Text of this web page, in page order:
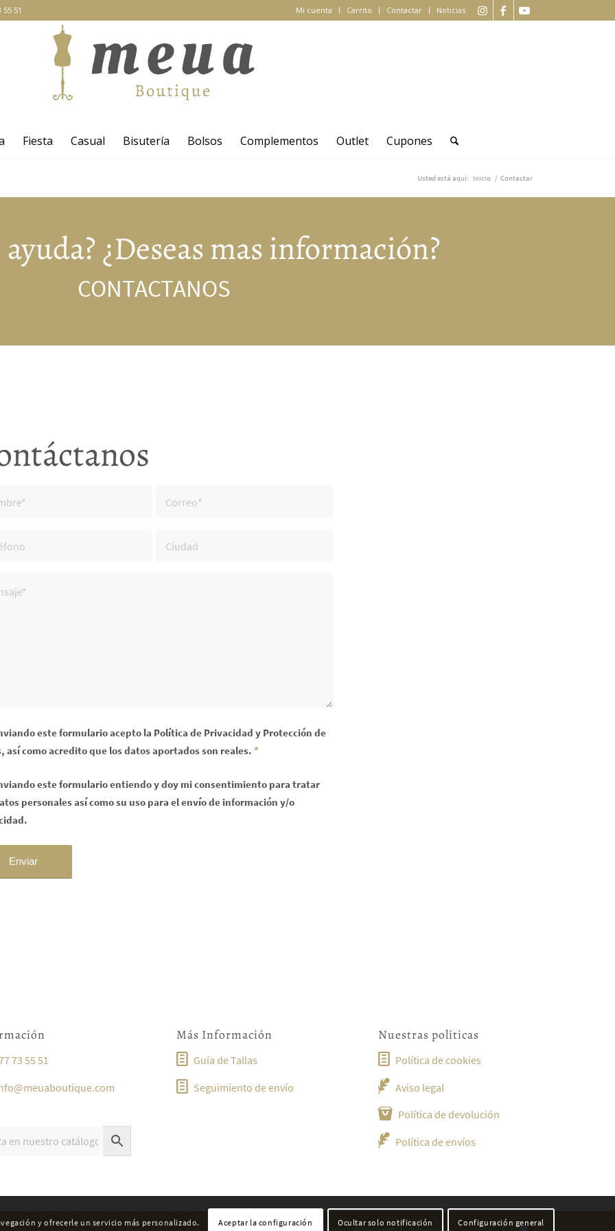
Mi cuenta Carrito Contactar Noticias
55 51
Fiesta Casual Bisutería Bolsos Complementos Outlet Cupones
Usted está aquí: Inicio / Contactar
¿Deseas mas información?
CONTACTANOS
este formulario acepto la Política de Privacidad y Protección de
así como acredito que los datos aportados son reales.*
este formulario entiendo y doy mi consentimiento para tratar
personales así como su uso para el envío de información y/o
73 55 51
Más Información
Guía de Tallas
Seguimiento de envío
Nuestras políticas
Política de cookies
Aviso legal
Política de devolución
Política de envíos
y ofrecerle un servicio más personalizado. Aceptar la configuración Ocultar solo notificación Configuración general